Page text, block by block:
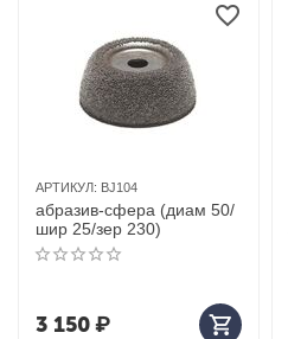
АРТИКУЛ: BJ104
абразив-сфера (диам 50/
шир 25/зер 230)
3 150₽